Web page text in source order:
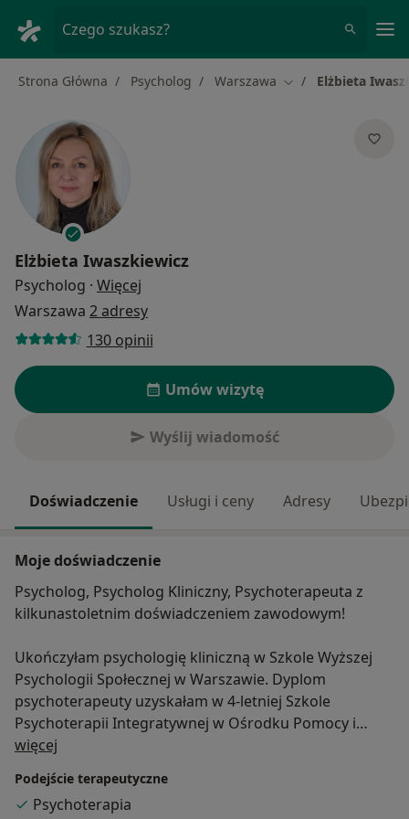
Czego szukasz?
Strona Główna Psycholog Warszawa Zmień miasto
Elżbieta
Elżbieta Iwaszkiewicz
Psycholog · Więcej
Warszawa 2 adresy
130 opinii
Umów wizytę
Wyślij wiadomość
Doświadczenie Usługi i ceny Adresy
Moje doświadczenie
Psycholog, Psycholog Kliniczny, Psychoterapeuta z
kilkunastoletnim doświadczeniem zawodowym!
Ukończyłam psychologię kliniczną w Szkole Wyższej
Psychologii Społecznej w Warszawie. Dyplom
psychoterapeuty uzyskałam w 4-letniej Szkole
Psychoterapii Integratywnej w Ośrodku Pomocy i
Edukacji Psychologicznej INTRA, certyfikowanym przez
Towarzystwo Psychiatryczne i Psychologiczne. Studia
Podyplomowe ukończyłam na kierunku
psychoonkologia w Szkole Wyższej Psychologii
więcej
Podejście terapeutyczne
Psychoterapia